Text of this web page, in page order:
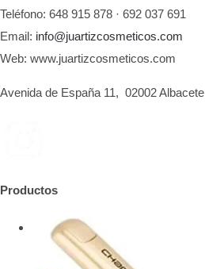
Teléfono: 648 915 878 · 692 037 691
Email: info@juartizcosmeticos.com
Web: www.juartizcosmeticos.com
Avenida de España 11, 02002 Albacete
Productos